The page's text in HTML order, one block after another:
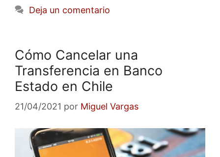
Deja un comentario
Cómo Cancelar una
Transferencia en Banco
Estado en Chile
21/04/2021 por Miguel Vargas